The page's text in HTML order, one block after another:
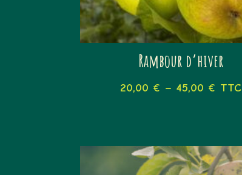
Rambour d’hiver
20,00 € –45,00 € TTC